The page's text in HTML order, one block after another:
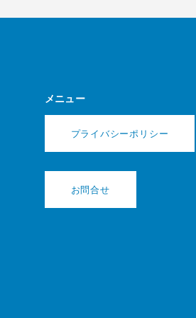
メニュー
プライバシーポリシー
お問合せ